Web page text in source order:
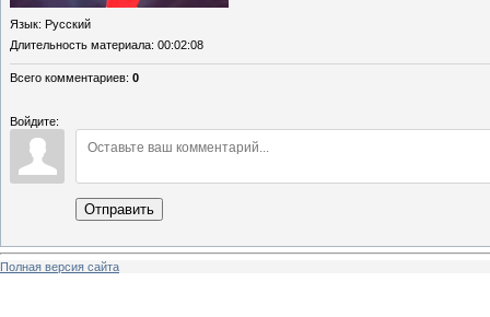
Язык: Русский
Длительность материала: 00:02:08
Всего комментариев: 0
Войдите:
Отправить
Полная версия сайта